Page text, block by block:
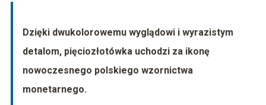
Dzięki dwukolorowemu wyglądowi i wyrazistym
detalom, pięciozłotówka uchodzi za ikonę
nowoczesnego polskiego wzornictwa
monetarnego.